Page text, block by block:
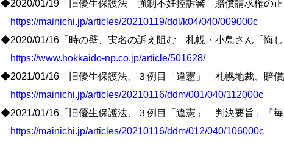
◆2020/01/19「旧優生保護法 強制不妊控訴審 賠償請求権の
https://mainichi.jp/articles/20210119/ddl/k04/040/009000c
◆2020/01/16「時の壁、実名の訴え阻む 札幌・小島さん「悔
https://www.hokkaido-np.co.jp/article/501628/
◆2021/01/16「旧優生保護法、３例目「違憲」 札幌地裁、賠
https://mainichi.jp/articles/20210116/ddm/001/040/112000c
◆2021/01/16「旧優生保護法、３例目「違憲」 判決要旨」『毎
https://mainichi.jp/articles/20210116/ddm/012/040/106000c